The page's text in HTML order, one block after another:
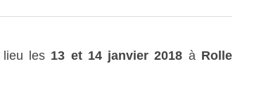
les 13 et 14 janvier 2018 à